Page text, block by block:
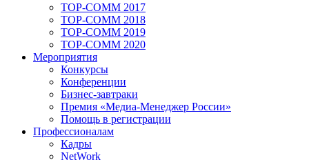
TOP-COMM 2017
TOP-COMM 2018
TOP-COMM 2019
TOP-COMM 2020
Мероприятия
Конкурсы
Конференции
Бизнес-завтраки
Премия «Медиа-Менеджер России»
Помощь в регистрации
Профессионалам
Кадры
NetWork